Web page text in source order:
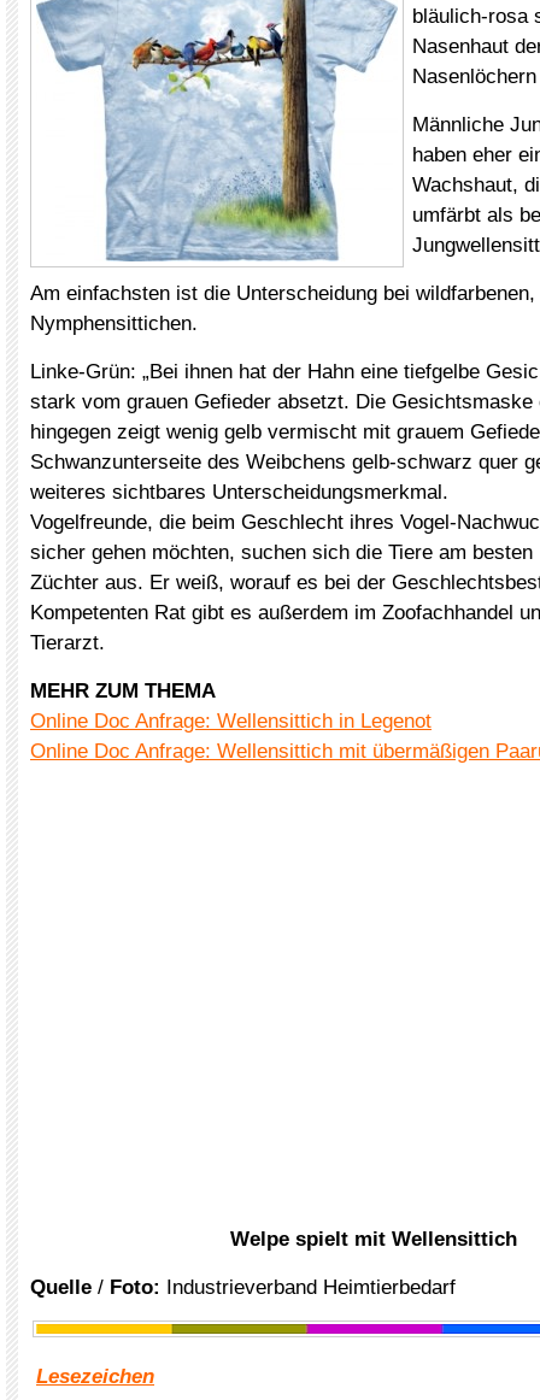
bläulich-rosa
Nasenhaut
Männliche
haben eher
Wachshaut,
umfärbt als
Am einfachsten ist die Unterscheidung bei
Nymphensittichen.
Linke-Grün: „Bei ihnen hat der Hahn eine tiefgelbe
stark vom grauen Gefieder absetzt. Die Gesichtsmaske
hingegen zeigt wenig gelb vermischt mit grauem
Schwanzunterseite des Weibchens gelb-schwarz quer
weiteres sichtbares Unterscheidungsmerkmal.
Vogelfreunde, die beim Geschlecht ihres Vogel-
sicher gehen möchten, suchen sich die Tiere am
Züchter aus. Er weiß, worauf es bei der
Kompetenten Rat gibt es außerdem im Zoofachhandel
Tierarzt.
MEHR ZUM THEMA
Online Doc Anfrage: Wellensittich in Legenot
Online Doc Anfrage: Wellensittich mit übermäßigen
Welpe spielt mit Wellensittich
Quelle / Foto: Industrieverband Heimtierbedarf
Lesezeichen